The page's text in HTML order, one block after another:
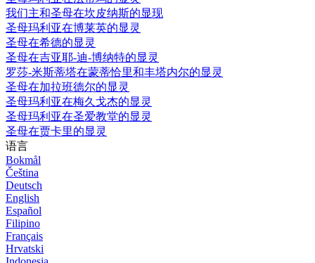
我们主和圣母在坎皮纳斯的显现
圣母玛利亚在博莱英的显灵
圣母在希德的显灵
圣母在吉亚耶-迪-博纳特的显灵
罗莎-米斯蒂塔在蒙蒂恰里和丰塔内尔的显灵
圣母在加拉班德尔的显灵
圣母玛利亚在梅久戈杰的显灵
圣母玛利亚在圣爱教堂的显灵
圣母在贾卡里的显灵
语言
Bokmål
Čeština
Deutsch
English
Español
Filipino
Français
Hrvatski